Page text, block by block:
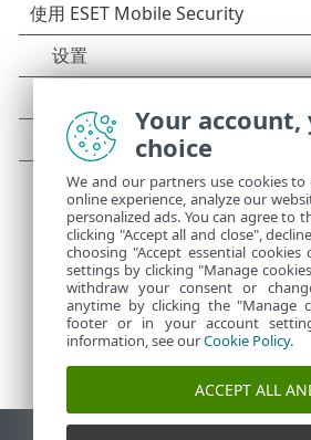
Your
choice
We and our partners use cookies
online experience, analyze our
personalized ads. You can agree to
clicking "Accept all and close",
choosing "Accept essential
settings by clicking "Manage
withdraw your consent or
anytime by clicking the "Manage
footer or in your account
information, see ourCookie Policy.
ACCEPT ALL